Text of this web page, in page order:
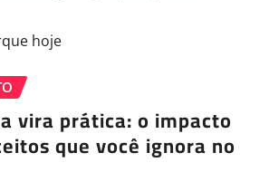
vira prática: o impacto
que você ignora no